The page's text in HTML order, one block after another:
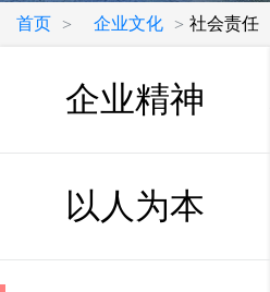
首页 > 企业文化 > 社会责任
企业精神
以人为本